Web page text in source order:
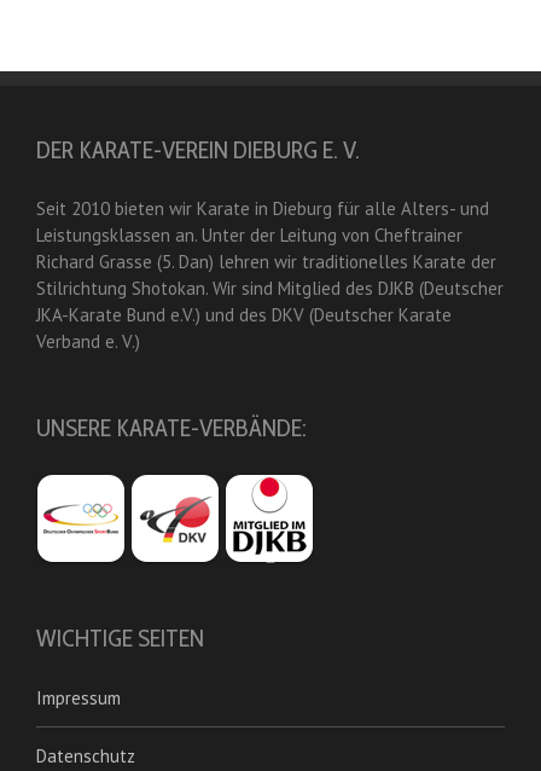
DER KARATE-VEREIN DIEBURG E. V.
Seit 2010 bieten wir Karate in Dieburg für alle Alters- und
Leistungsklassen an. Unter der Leitung von Cheftrainer
Richard Grasse (5. Dan) lehren wir traditionelles Karate der
Stilrichtung Shotokan. Wir sind Mitglied des DJKB (Deutscher
JKA-Karate Bund e.V.) und des DKV (Deutscher Karate
Verband e. V.)
UNSERE KARATE-VERBÄNDE:
WICHTIGE SEITEN
Impressum
Datenschutz